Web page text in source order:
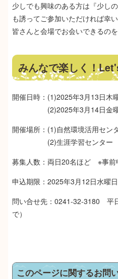
少しでも興味のある方は『少し
も誘ってご参加いただければ幸い
皆さんと会場でお会いできるの
みんなで楽しく！
開催日時：(1)2025年3月13日
(2)2025年3月14日金曜
開催場所：(1)自然環境活用セ
(2)生涯学習センター
募集人数：両日20名ほど ※事前
申込期限：2025年3月12日水曜
問い合せ先：0241-32-3180 平
で）
このページに関するお問